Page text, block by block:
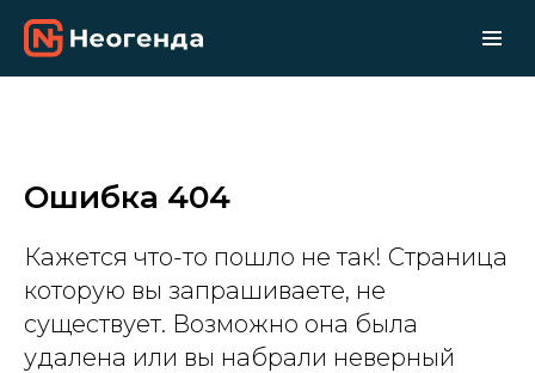
Ошибка 404
Кажется что-то пошло не так! Страница
которую вы запрашиваете, не
существует. Возможно она была
удалена или вы набрали неверный